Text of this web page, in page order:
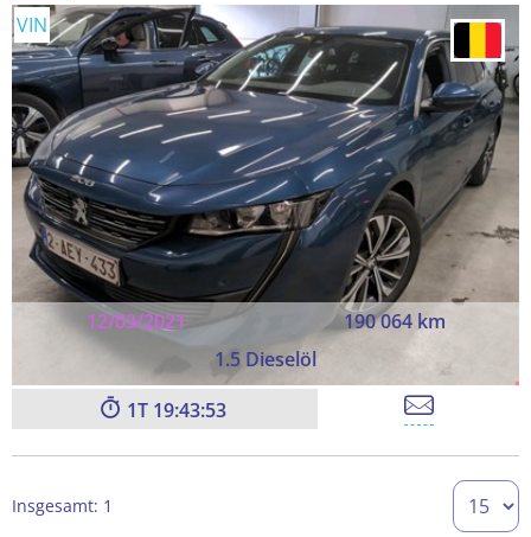
12/03/2021
190 064 km
1.5 Dieselöl
VIN
1 19:43:52
Insgesamt: 1